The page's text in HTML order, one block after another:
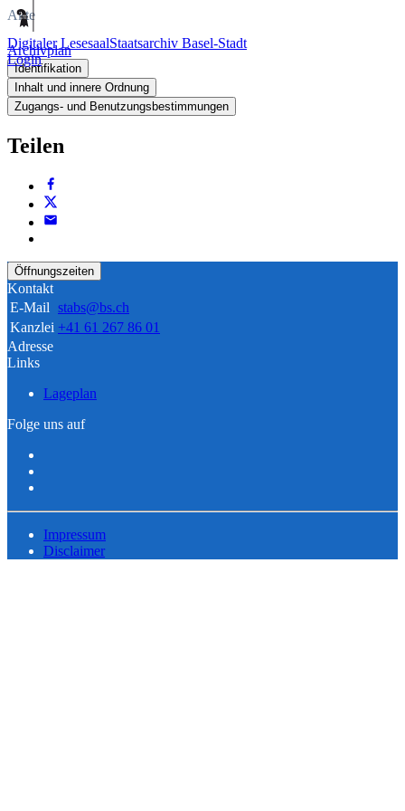
Digitaler LesesaalStaatsarchiv Basel-Stadt
Login
Akte
Archivplan
Identifikation
Inhalt und innere Ordnung
Zugangs- und Benutzungsbestimmungen
Teilen
Öffnungszeiten
Kontakt
E-Mail stabs@bs.ch
Kanzlei +41 61 267 86 01
Adresse
Links
Lageplan
Folge uns auf
Impressum
Disclaimer